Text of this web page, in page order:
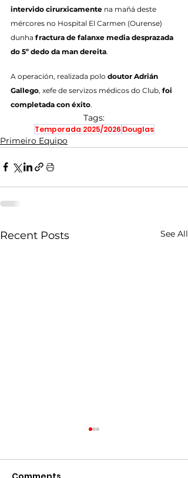
intervido cirurxicamente na mañá deste
mércores no Hospital El Carmen (Ourense)
dunha fractura de falanxe media desprazada
do 5º dedo da man dereita.
A operación, realizada polo doutor Adrián
Gallego, xefe de servizos médicos do Club, foi
completada con éxito.
Tags:
Temporada 2025/2026 Douglas
Primeiro Equipo
Recent Posts See All